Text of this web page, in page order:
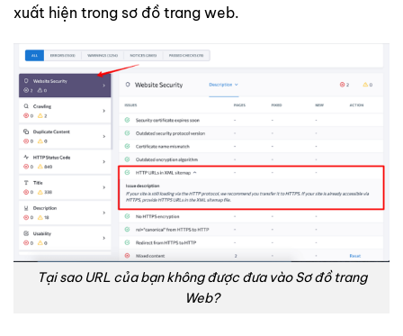
xuất hiện trong sơ đồ trang web.
Tại sao URL của bạn không được đưa vào Sơ đồ trang
Web?